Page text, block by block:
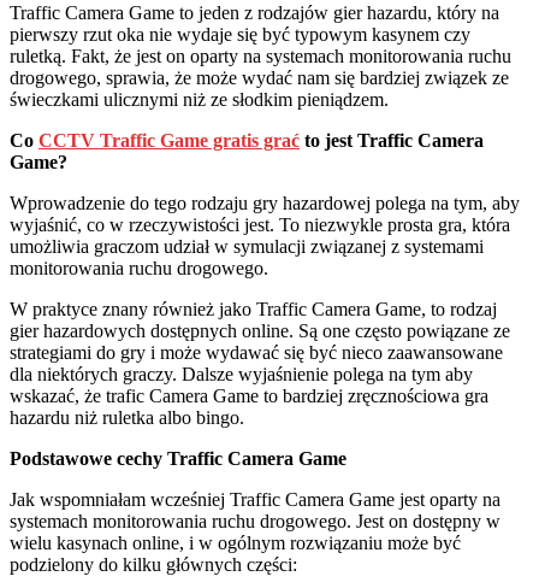
Traffic Camera Game to jeden z rodzajów gier hazardu, który na
pierwszy rzut oka nie wydaje się być typowym kasynem czy
ruletką. Fakt, że jest on oparty na systemach monitorowania ruchu
drogowego, sprawia, że może wydać nam się bardziej związek ze
świeczkami ulicznymi niż ze słodkim pieniądzem.
Co CCTV Traffic Game gratis grać to jest Traffic Camera
Game?
Wprowadzenie do tego rodzaju gry hazardowej polega na tym, aby
wyjaśnić, co w rzeczywistości jest. To niezwykle prosta gra, która
umożliwia graczom udział w symulacji związanej z systemami
monitorowania ruchu drogowego.
W praktyce znany również jako Traffic Camera Game, to rodzaj
gier hazardowych dostępnych online. Są one często powiązane ze
strategiami do gry i może wydawać się być nieco zaawansowane
dla niektórych graczy. Dalsze wyjaśnienie polega na tym aby
wskazać, że trafic Camera Game to bardziej zręcznościowa gra
hazardu niż ruletka albo bingo.
Podstawowe cechy Traffic Camera Game
Jak wspomniałam wcześniej Traffic Camera Game jest oparty na
systemach monitorowania ruchu drogowego. Jest on dostępny w
wielu kasynach online, i w ogólnym rozwiązaniu może być
podzielony do kilku głównych części: